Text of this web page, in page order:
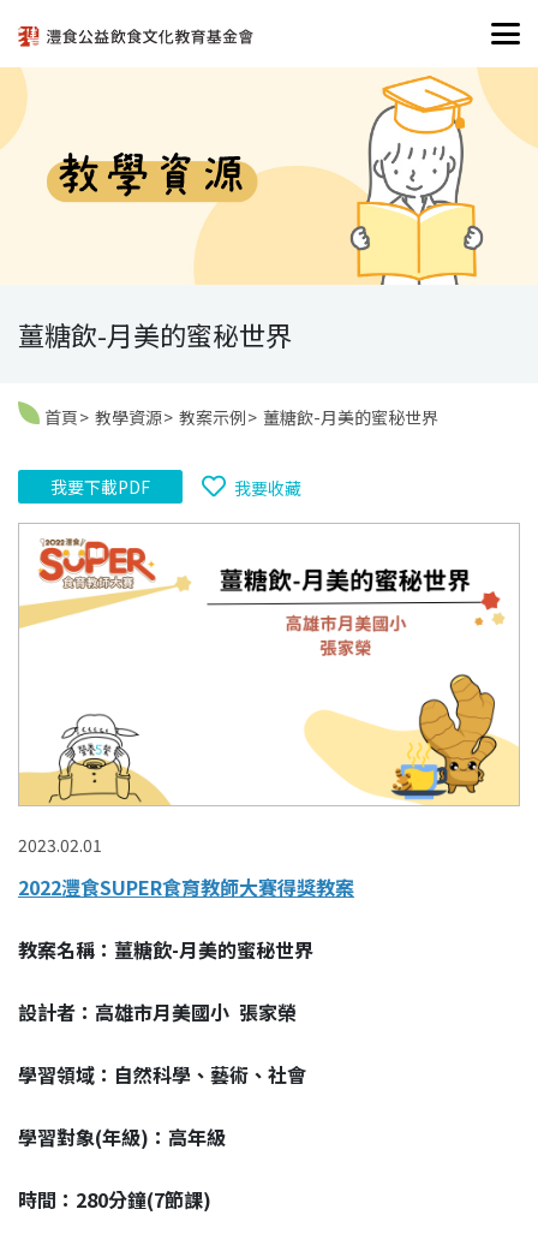
薑糖飲-月美的蜜秘世界
首頁 教學資源 教案示例 薑糖飲-月美的蜜秘世界
我要下載PDF 我要收藏
2023.02.01
2022灃食SUPER食育教師大賽得獎教案
教案名稱：薑糖飲-月美的蜜秘世界
設計者：高雄市月美國小 張家榮
學習領域：自然科學、藝術、社會
學習對象(年級)：高年級
時間：280分鐘(7節課)